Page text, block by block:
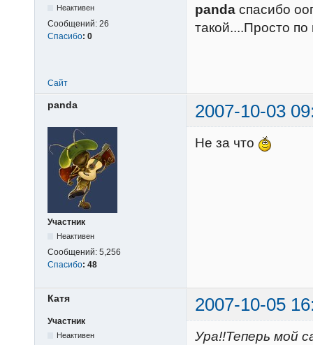
Неактивен
Сообщений: 26
Спасибо: 0
panda спасибо
такой....Просто
Сайт
panda 2007-10-03
Участник
Неактивен
Сообщений: 5,256
Спасибо: 48
Не за что
Катя 2007-10-05
Участник
Неактивен
Ура!!Теперь мой